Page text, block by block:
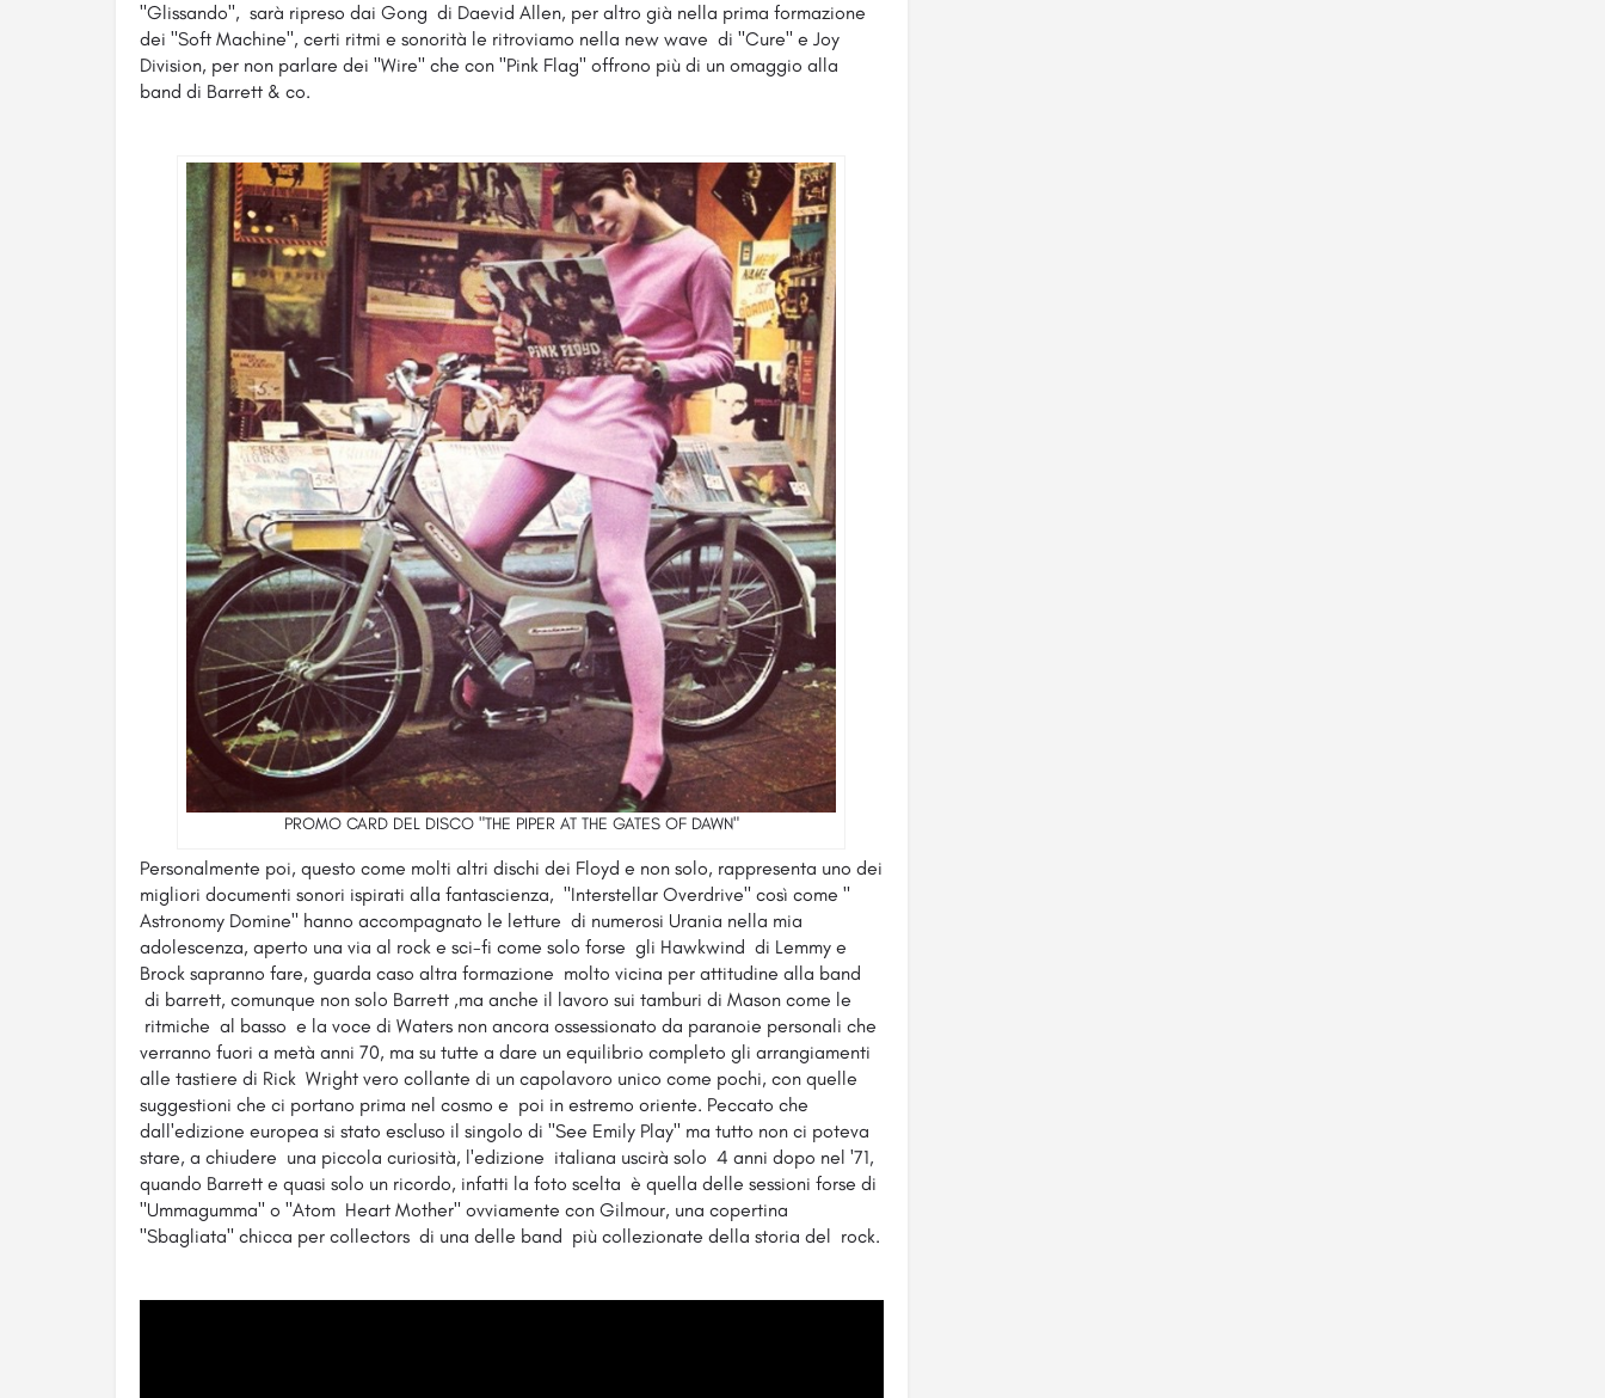
"Glissando", sarà ripreso dai Gong di Daevid Allen, per altro già nella prima formazione
dei "Soft Machine", certi ritmi e sonorità le ritroviamo nella new wave di "Cure" e Joy
Division, per non parlare dei "Wire" che con "Pink Flag" offrono più di un omaggio alla
band di Barrett & co.
PROMO CARD DEL DISCO "THE PIPER AT THE GATES OF DAWN"
Personalmente poi, questo come molti altri dischi dei Floyd e non solo, rappresenta uno dei
migliori documenti sonori ispirati alla fantascienza, "Interstellar Overdrive" così come "
Astronomy Domine" hanno accompagnato le letture di numerosi Urania nella mia
adolescenza, aperto una via al rock e sci-fi come solo forse gli Hawkwind di Lemmy e
Brock sapranno fare, guarda caso altra formazione molto vicina per attitudine alla band
di barrett, comunque non solo Barrett ,ma anche il lavoro sui tamburi di Mason come le
ritmiche al basso e la voce di Waters non ancora ossessionato da paranoie personali che
verranno fuori a metà anni 70, ma su tutte a dare un equilibrio completo gli arrangiamenti
alle tastiere di Rick Wright vero collante di un capolavoro unico come pochi, con quelle
suggestioni che ci portano prima nel cosmo e poi in estremo oriente. Peccato che
dall'edizione europea si stato escluso il singolo di "See Emily Play" ma tutto non ci poteva
stare, a chiudere una piccola curiosità, l'edizione italiana uscirà solo 4 anni dopo nel '71,
quando Barrett e quasi solo un ricordo, infatti la foto scelta è quella delle sessioni forse di
"Ummagumma" o "Atom Heart Mother" ovviamente con Gilmour, una copertina
"Sbagliata" chicca per collectors di una delle band più collezionate della storia del rock.